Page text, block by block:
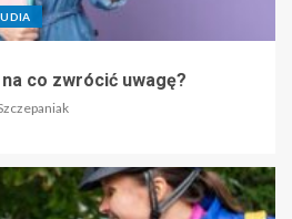
co zwrócić uwagę?